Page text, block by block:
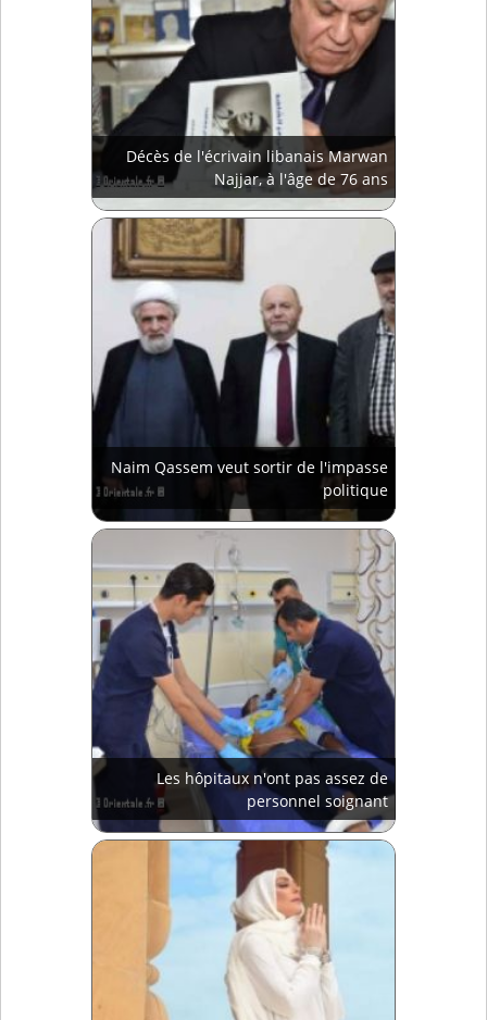
Décès de l'écrivain libanais Marwan
Najjar, à l'âge de 76 ans
Naim Qassem veut sortir de l'impasse
politique
Les hôpitaux n'ont pas assez de
personnel soignant